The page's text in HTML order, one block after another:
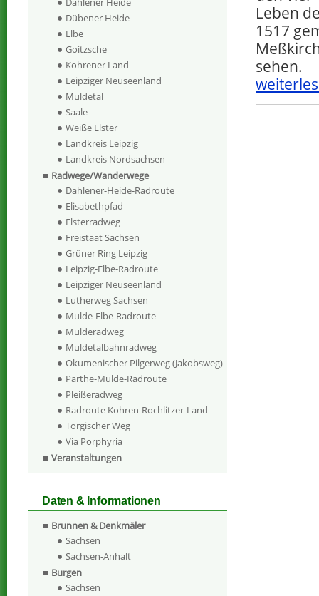
Leben
1517
sehen.
Dübener Heide
Elbe
Goitzsche
Kohrener Land
Leipziger Neuseenland
Muldetal
Saale
Weiße Elster
Landkreis Leipzig
Landkreis Nordsachsen
Radwege/Wanderwege
Dahlener-Heide-Radroute
Elisabethpfad
Elsterradweg
Freistaat Sachsen
Grüner Ring Leipzig
Leipzig-Elbe-Radroute
Leipziger Neuseenland
Lutherweg Sachsen
Mulde-Elbe-Radroute
Mulderadweg
Muldetalbahnradweg
Ökumenischer Pilgerweg (Jakobsweg)
Parthe-Mulde-Radroute
Pleißeradweg
Radroute Kohren-Rochlitzer-Land
Torgischer Weg
Via Porphyria
Veranstaltungen
Daten & Informationen
Brunnen & Denkmäler
Sachsen
Sachsen-Anhalt
Burgen
Sachsen